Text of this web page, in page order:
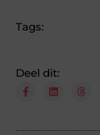
Tags:
Deel dit: